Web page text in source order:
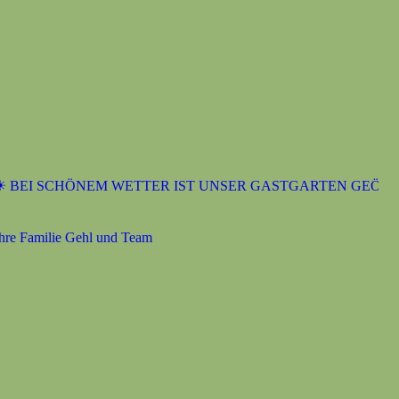
SCHÖNEM WETTER IST UNSER GASTGARTEN
Familie Gehl und Team